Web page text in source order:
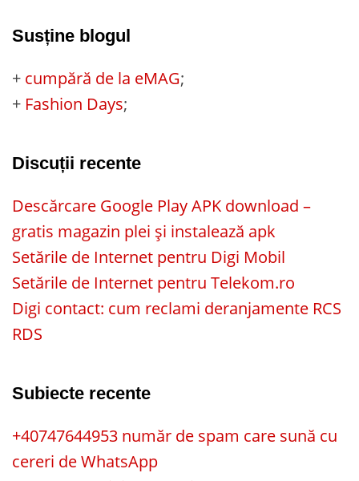
Susține blogul
+ cumpără de la eMAG;
+ Fashion Days;
Discuții recente
Descărcare Google Play APK download –
gratis magazin plei și instalează apk
Setările de Internet pentru Digi Mobil
Setările de Internet pentru Telekom.ro
Digi contact: cum reclami deranjamente RCS
RDS
Subiecte recente
+40747644953 număr de spam care sună cu
cereri de WhatsApp